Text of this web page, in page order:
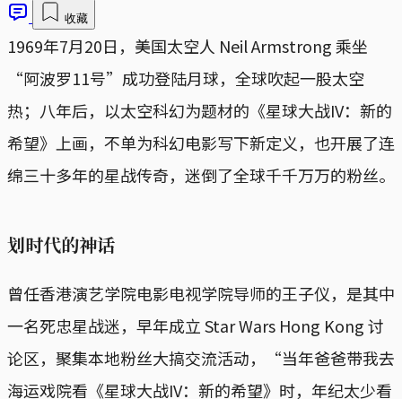
收藏
1969年7月20日，美国太空人 Neil Armstrong 乘坐
“阿波罗11号”成功登陆月球，全球吹起一股太空
热；八年后，以太空科幻为题材的《星球大战IV：新的
希望》上画，不单为科幻电影写下新定义，也开展了连
绵三十多年的星战传奇，迷倒了全球千千万万的粉丝。
划时代的神话
曾任香港演艺学院电影电视学院导师的王子仪，是其中
一名死忠星战迷，早年成立 Star Wars Hong Kong 讨
论区，聚集本地粉丝大搞交流活动，“当年爸爸带我去
海运戏院看《星球大战IV：新的希望》时，年纪太少看